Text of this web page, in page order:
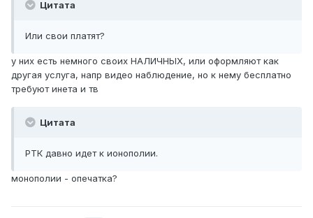
Цитата
Или свои платят?
у них есть немного своих НАЛИЧНЫХ, или оформляют как
другая услуга, напр видео наблюдение, но к нему бесплатно
требуют инета и тв
Цитата
РТК давно идет к ионополии.
монополии - опечатка?